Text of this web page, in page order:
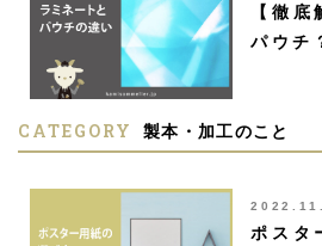
【徹
パウチ
CATEGORY 製本・加工のこと
ポスタ